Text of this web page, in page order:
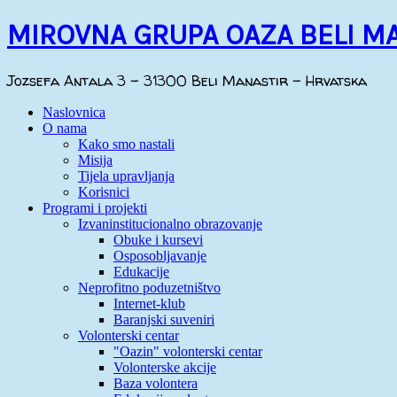
MIROVNA GRUPA OAZA BELI
Jozsefa Antala 3 - 31300 Beli Manastir - Hrvatska
Naslovnica
O nama
Kako smo nastali
Misija
Tijela upravljanja
Korisnici
Programi i projekti
Izvaninstitucionalno obrazovanje
Obuke i kursevi
Osposobljavanje
Edukacije
Neprofitno poduzetništvo
Internet-klub
Baranjski suveniri
Volonterski centar
"Oazin" volonterski centar
Volonterske akcije
Baza volontera